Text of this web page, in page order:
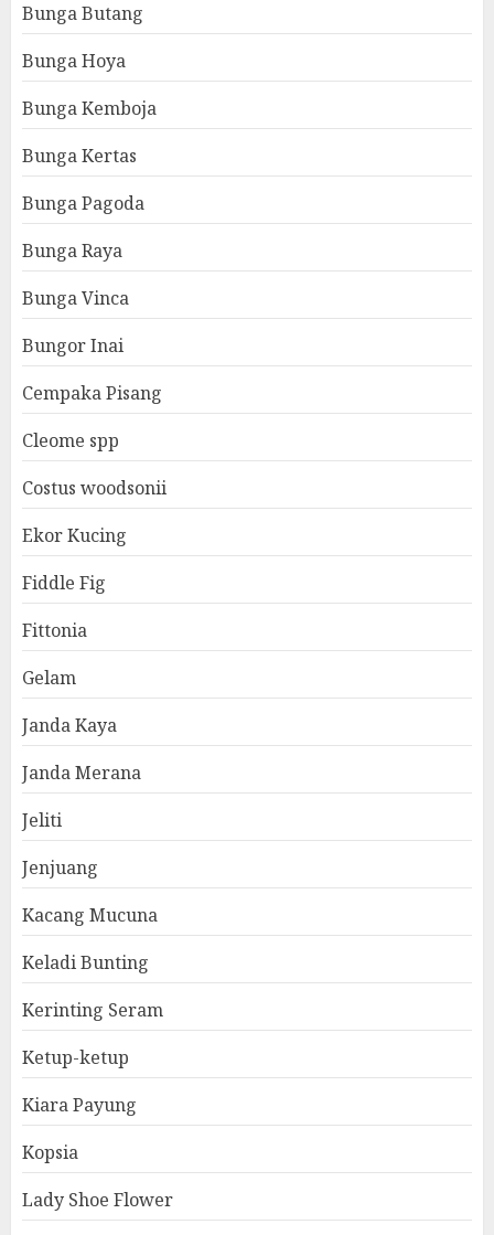
Bunga Butang
Bunga Hoya
Bunga Kemboja
Bunga Kertas
Bunga Pagoda
Bunga Raya
Bunga Vinca
Bungor Inai
Cempaka Pisang
Cleome spp
Costus woodsonii
Ekor Kucing
Fiddle Fig
Fittonia
Gelam
Janda Kaya
Janda Merana
Jeliti
Jenjuang
Kacang Mucuna
Keladi Bunting
Kerinting Seram
Ketup-ketup
Kiara Payung
Kopsia
Lady Shoe Flower